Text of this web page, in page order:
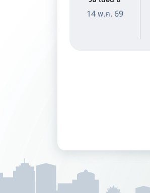
14 พ.ค. 69